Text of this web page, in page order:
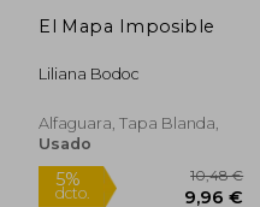
5%
dcto. 23,36 €
El Mapa Imposible
Liliana Bodoc
Alfaguara, Tapa Blanda,
Usado